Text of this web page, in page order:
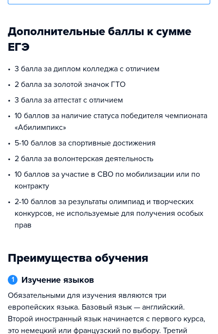
Дополнительные баллы к сумме
ЕГЭ
3 балла за диплом колледжа с отличием
2 балла за золотой значок ГТО
3 балла за аттестат с отличием
10 баллов за наличие статуса победителя чемпионата
«Абилимпикс»
5-10 баллов за спортивные достижения
2 балла за волонтерская деятельность
10 баллов за участие в СВО по мобилизации или по
контракту
2-10 баллов за результаты олимпиад и творческих
конкурсов, не используемые для получения особых
прав
Преимущества обучения
1 Изучение языков
Обязательными для изучения являются три
европейских языка. Базовый язык — английский.
Второй иностранный язык начинается с первого курса,
это немецкий или французский по выбору. Третий